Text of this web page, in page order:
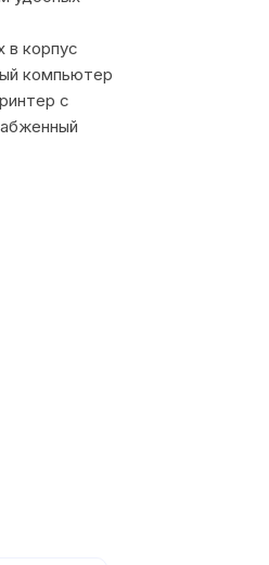
в корпус
компьютер
с